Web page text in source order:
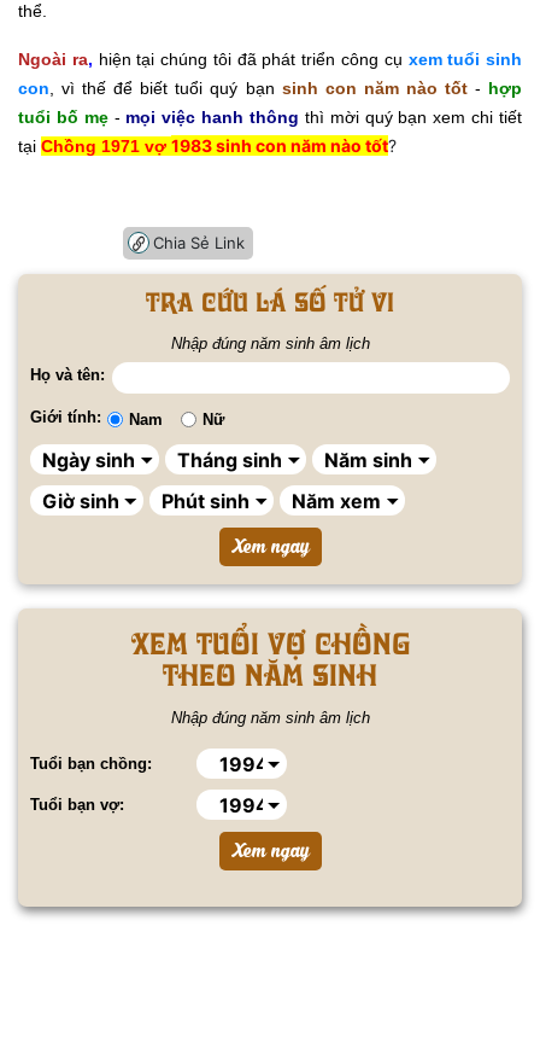
thể.
Ngoài ra, hiện tại chúng tôi đã phát triển công cụ xem tuổi sinh
con, vì thế để biết tuổi quý bạn sinh con năm nào tốt- hợp
tuổi bố mẹ- mọi việc hanh thông thì mời quý bạn xem chi tiết
tại Chồng 1971 vợ 1983 sinh con năm nào tốt?
Chia Sẻ Link
Tra cứu lá số tử vi
Nhập đúng năm sinh âm lịch
Họ và tên:
Giới tính: Nam Nữ
Xem tuổi vợ chồng
theo năm sinh
Nhập đúng năm sinh âm lịch
Tuổi bạn chồng:
Tuổi bạn vợ: